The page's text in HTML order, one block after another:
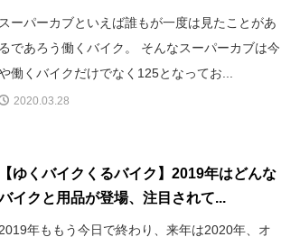
スーパーカブといえば誰もが一度は見たことがあ
るであろう働くバイク。 そんなスーパーカブは今
働くバイクだけでなく125となってお...
2020.03.28
【ゆくバイクくるバイク】2019年はどんな
イクと用品が登場、注目されて...
年ももう今日で終わり、来年は2020年、オ